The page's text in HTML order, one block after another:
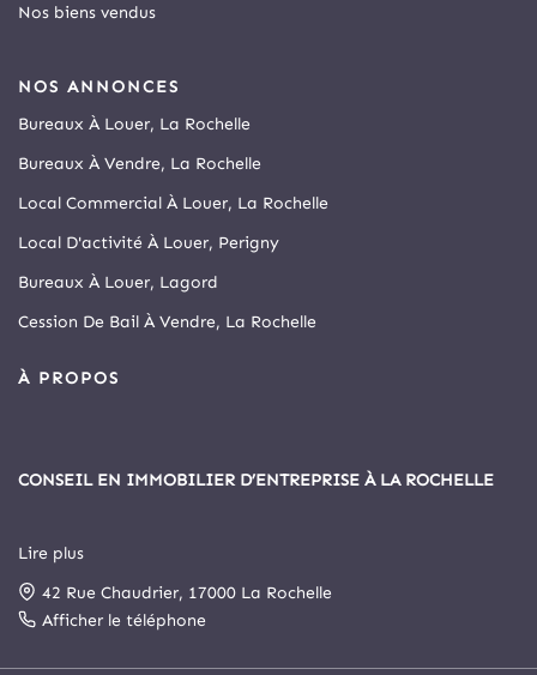
Nos biens vendus
NOS ANNONCES
Bureaux À Louer, La Rochelle
Bureaux À Vendre, La Rochelle
Local Commercial À Louer, La Rochelle
Local D'activité À Louer, Perigny
Bureaux À Louer, Lagord
Cession De Bail À Vendre, La Rochelle
À PROPOS
CONSEIL EN IMMOBILIER D’ENTREPRISE À LA ROCHELLE
Depuis 1999, Arthur Loyd La Rochelle est le principal cabinet
spécialisé en immobilier d’entreprise et commerce de la cité
rochelaise.
Lire plus
42 Rue Chaudrier, 17000 La Rochelle
Afficher le téléphone